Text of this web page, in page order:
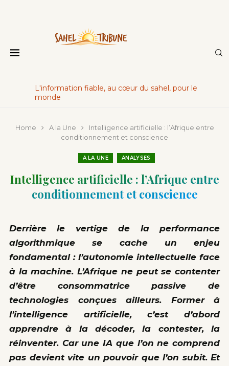
L'information fiable, au cœur du sahel, pour le
monde
Home A la Une
Intelligence artificielle : l’Afrique entre
conditionnement et conscience
A LA UNE ANALYSES
Intelligence artificielle : l’Afrique entre
conditionnement et conscience
Derrière le vertige de la performance
algorithmique se cache un enjeu
fondamental : l’autonomie intellectuelle face
à la machine. L’Afrique ne peut se contenter
d’être consommatrice passive de
technologies conçues ailleurs. Former à
l’intelligence artificielle, c’est d’abord
apprendre à la décoder, la contester, la
réinventer. Car une IA que l’on ne comprend
pas devient vite un pouvoir que l’on subit. Et